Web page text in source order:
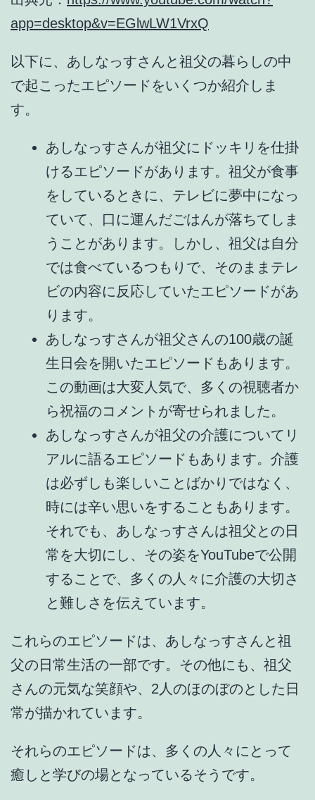
app=desktop&v=EGlwLW1VrxQ
以下に、あしなっすさんと祖父の暮らしの中
で起こったエピソードをいくつか紹介しま
す。
あしなっすさんが祖父に ドッキリを仕掛
けるエピソードがあります。祖父が食事
をしているときに、テレビに夢中になっ
ていて、口に運んだごはんが落ちてしま
うことがあります。しかし、祖父は自分
では食べているつもりで、そのままテレ
ビの内容に反応していたエピソードがあ
ります。
あしなっすさんが祖父さんの100歳の誕
生日会を開いたエピソード もあります。
この動画は大変人気で、多くの視聴者か
ら祝福のコメントが寄せられました。
あしなっすさんが祖父の介護についてリ
アルに語るエピソード もあります。介護
は必ずしも楽しいことばかりではなく、
時には辛い思いをすることもあります。
それでも、あしなっすさんは祖父との日
常を大切にし、その姿をYouTubeで公開
することで、多くの人々に介護の大切さ
と難しさを伝えています。
これらのエピソードは、あしなっすさんと祖
父の日常生活の一部です。その他にも、祖父
さんの元気な笑顔や、2人のほのぼのとした日
常が描かれています。
それらのエピソードは、多くの人々にとって
癒しと学びの場となっているそうです。